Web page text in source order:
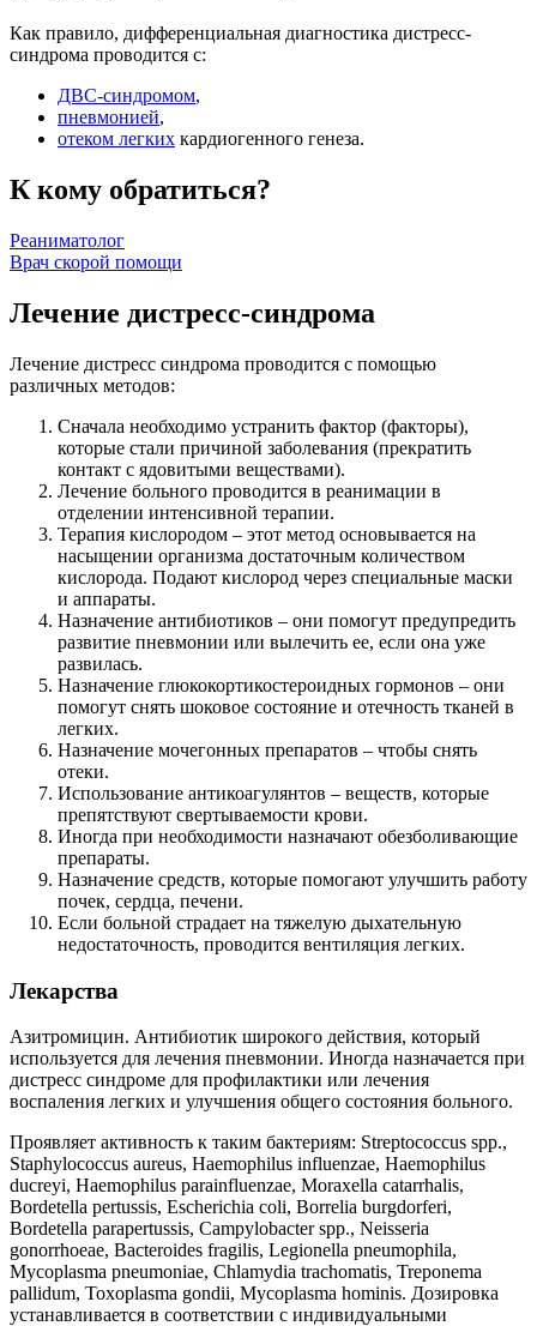
Как правило, дифференциальная диагностика дистресс-
синдрома проводится с:
ДВС-синдромом,
пневмонией,
отеком легких кардиогенного генеза.
К кому обратиться?
Реаниматолог
Врач скорой помощи
Лечение дистресс-синдрома
Лечение дистресс синдрома проводится с помощью
различных методов:
Сначала необходимо устранить фактор (факторы),
которые стали причиной заболевания (прекратить
контакт с ядовитыми веществами).
Лечение больного проводится в реанимации в
отделении интенсивной терапии.
Терапия кислородом – этот метод основывается на
насыщении организма достаточным количеством
кислорода. Подают кислород через специальные маски
и аппараты.
Назначение антибиотиков – они помогут предупредить
развитие пневмонии или вылечить ее, если она уже
развилась.
Назначение глюкокортикостероидных гормонов – они
помогут снять шоковое состояние и отечность тканей в
легких.
Назначение мочегонных препаратов – чтобы снять
отеки.
Использование антикоагулянтов – веществ, которые
препятствуют свертываемости крови.
Иногда при необходимости назначают обезболивающие
препараты.
Назначение средств, которые помогают улучшить работу
почек, сердца, печени.
Если больной страдает на тяжелую дыхательную
недостаточность, проводится вентиляция легких.
Лекарства
Азитромицин. Антибиотик широкого действия, который
используется для лечения пневмонии. Иногда назначается при
дистресс синдроме для профилактики или лечения
воспаления легких и улучшения общего состояния больного.
Проявляет активность к таким бактериям: Streptococcus spp.,
Staphylococcus aureus, Haemophilus influenzae, Haemophilus
ducreyi, Haemophilus parainfluenzae, Moraxella catarrhalis,
Bordetella pertussis, Escherichia coli, Borrelia burgdorferi,
Bordetella parapertussis, Campylobacter spp., Neisseria
gonorrhoeae, Bacteroides fragilis, Legionella pneumophila,
Mycoplasma pneumoniae, Chlamydia trachomatis, Treponema
pallidum, Toxoplasma gondii, Mycoplasma hominis. Дозировка
устанавливается в соответствии с индивидуальными